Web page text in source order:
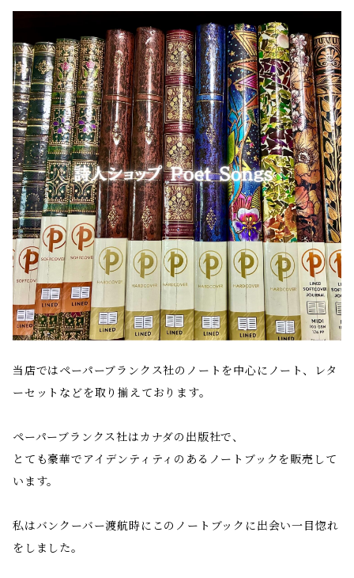
当店ではペーパーブランクス社のノートを中心にノート、レタ
ーセットなどを取り揃えております。
ペーパーブランクス社はカナダの出版社で、
とても豪華でアイデンティティのあるノートブックを販売して
います。
私はバンクーバー渡航時にこのノートブックに出会い一目惚れ
をしました。